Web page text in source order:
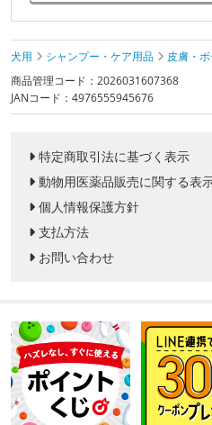
犬用 シャンプー・ケア用品
皮膚・
商品管理コード：2026031607368
JANコード：4976555945676
特定商取引法に基づく表示
動物用医薬品販売に関する表
個人情報保護方針
支払方法
お問い合わせ